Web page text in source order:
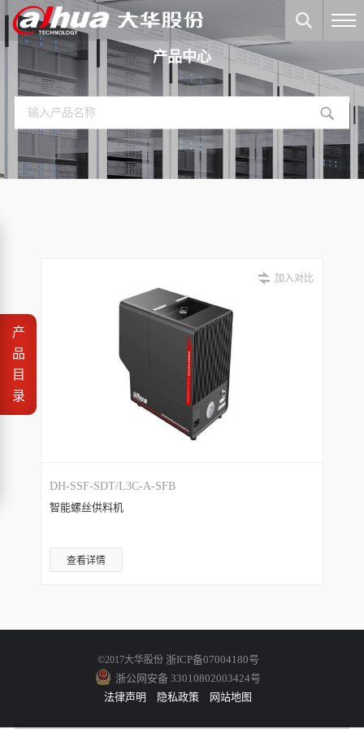
产品中心
产
品
目
录
加入对比
DH-SSF-SDT/L3C-A-SFB
智能螺丝供料机
查看详情
©2017大华股份 浙ICP备07004180号
浙公网安备 33010802003424号
法律声明
隐私政策 网站地图